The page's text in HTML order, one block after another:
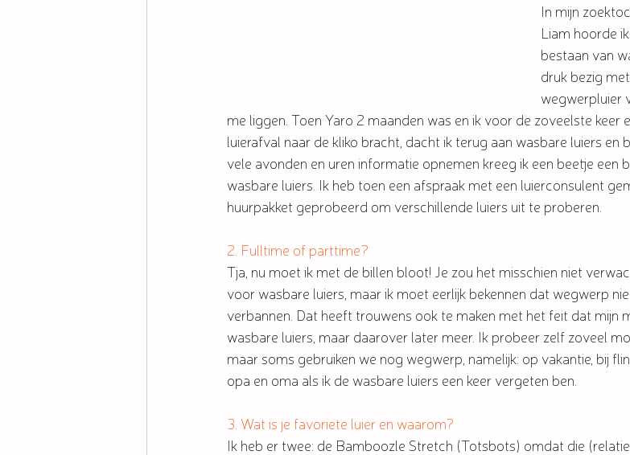
In mijn
Liam hoorde
bestaan van
druk bezig
wegwerpluier
me liggen. Toen Yaro 2 maanden was en ik voor de zoveelste keer
luierafval naar de kliko bracht, dacht ik terug aan wasbare luiers en
vele avonden en uren informatie opnemen kreeg ik een beetje een
wasbare luiers. Ik heb toen een afspraak met een luierconsulent
huurpakket geprobeerd om verschillende luiers uit te proberen.
2. Fulltime of parttime?
Tja, nu moet ik met de billen bloot! Je zou het misschien niet
voor wasbare luiers, maar ik moet eerlijk bekennen dat wegwerp
verbannen. Dat heeft trouwens ook te maken met het feit dat mijn
wasbare luiers, maar daarover later meer. Ik probeer zelf zoveel
maar soms gebruiken we nog wegwerp, namelijk: op vakantie, bij
opa en oma als ik de wasbare luiers een keer vergeten ben.
3. Wat is je favoriete luier en waarom?
Ik heb er twee: de Bamboozle Stretch (Totsbots) omdat die